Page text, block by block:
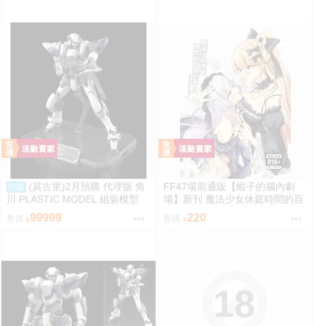
預購
(莫古里)2月預購 代理版 角
川 PLASTIC MODEL 組裝模型
驚爆危機 1/48 強弩兵 特別套組
免訂金
售價 99999
FF47場前通販【蝦子的腦內劇
場】新刊 魔法少女休庭時間的百
合花藝2 魔法少女的魔女裁判 蝦
子 Ebiko［箱庭交響曲-通販］
售價 220
18